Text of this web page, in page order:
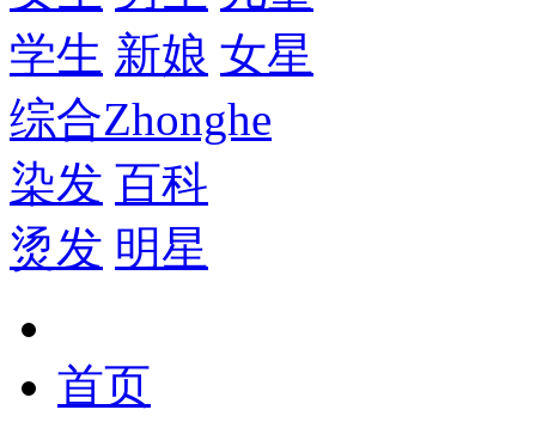
学生 新娘 女星
综合Zhonghe
染发 百科
烫发 明星
首页